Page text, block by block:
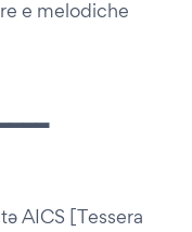
e melodiche
AICS [Tessera